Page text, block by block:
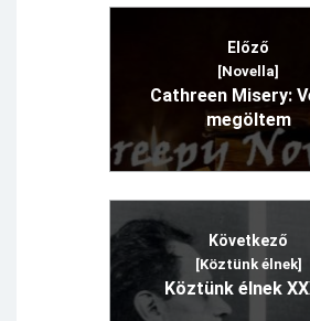
Előző
[Novella]
Cathreen Misery:
megöltem
Következő
[Köztünk élnek]
Köztünk élnek